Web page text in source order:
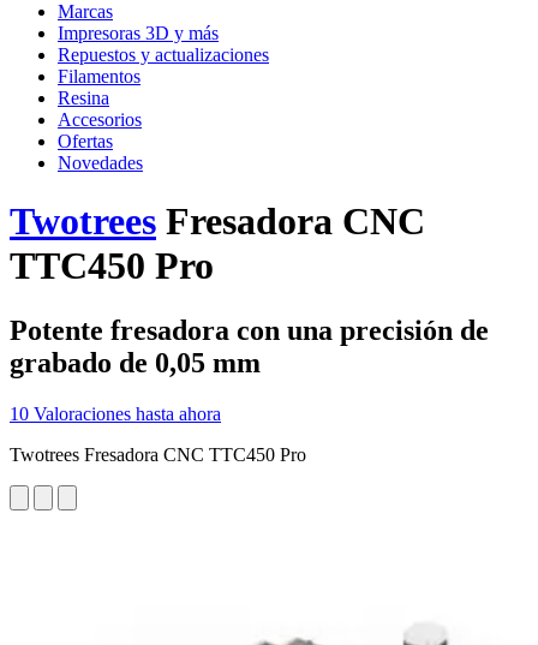
Marcas
Impresoras 3D y más
Repuestos y actualizaciones
Filamentos
Resina
Accesorios
Ofertas
Novedades
Twotrees Fresadora CNC
TTC450 Pro
Potente fresadora con una precisión de
grabado de 0,05 mm
10 Valoraciones hasta ahora
Twotrees Fresadora CNC TTC450 Pro